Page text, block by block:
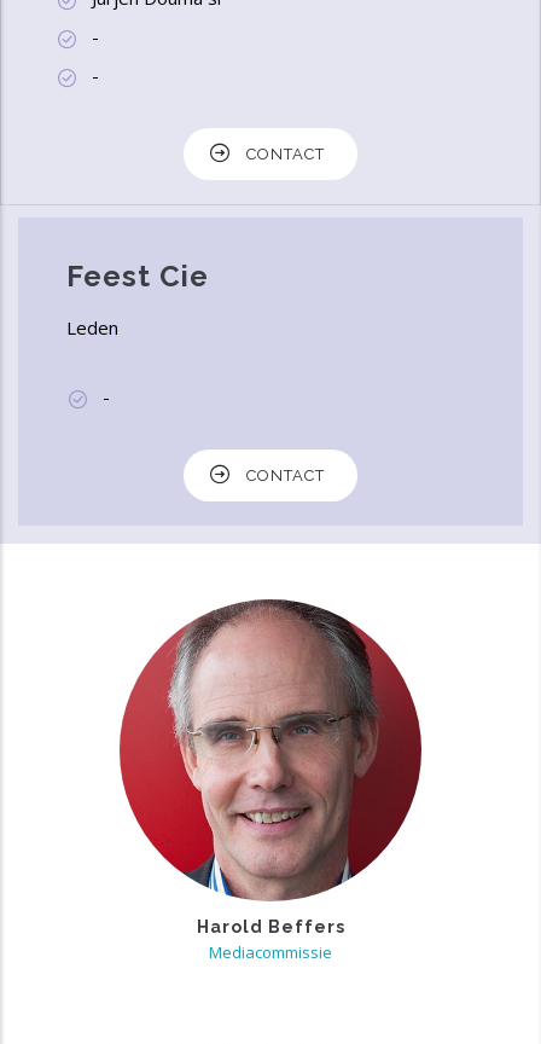
-
-
CONTACT
Feest Cie
Leden
-
CONTACT
Harold Beffers
Mediacommissie